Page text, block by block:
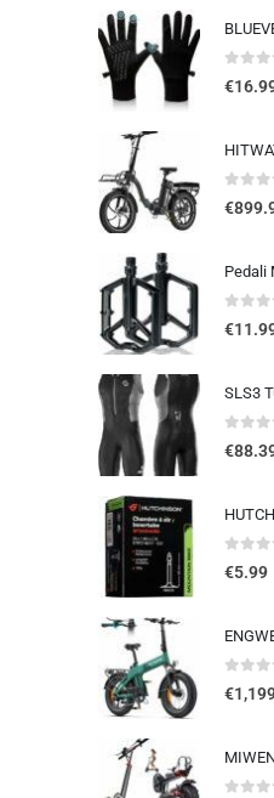
0out
€
0out
€
0out
€
0out
€
0out
€5.99
0out
€